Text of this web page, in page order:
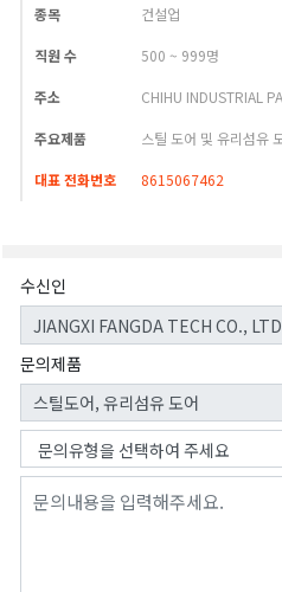
종목 건설업
직원 수 500 ~ 999명
주소 CHIHU INDUSTRIAL
주요제품 스틸 도어 및 유리섬유
대표 전화번호 8615067462
수신인
문의제품